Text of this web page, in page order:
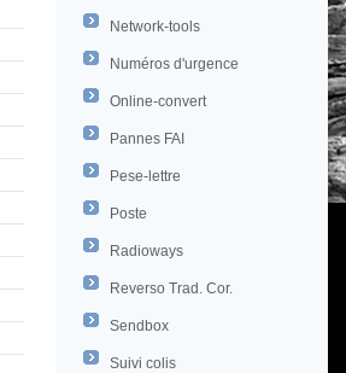
Network-tools
Numéros d'urgence
Online-convert
Pannes FAI
Pese-lettre
Poste
Radioways
Reverso Trad. Cor.
Sendbox
Suivi colis